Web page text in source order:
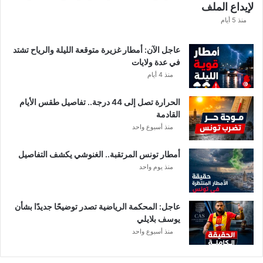
ذ
ي
م
ة
ا
ل
م
ن
ح
ة
ب
ع
د
ا
ل
ت
ر
ي
لإيداع الملف
منذ 5 أيام
عاجل الآن: أمطار غزيرة متوقعة الليلة والرياح تشتد
في عدة ولايات
منذ 4 أيام
الحرارة تصل إلى 44 درجة.. تفاصيل طقس الأيام
القادمة
منذ أسبوع واحد
أمطار تونس المرتقبة.. الغنوشي يكشف التفاصيل
منذ يوم واحد
عاجل: المحكمة الرياضية تصدر توضيحًا جديدًا بشأن
يوسف بلايلي
منذ أسبوع واحد